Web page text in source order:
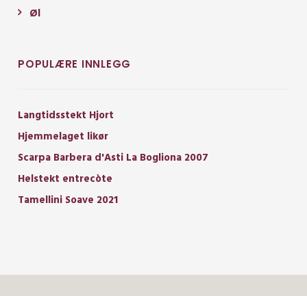
Øl
POPULÆRE INNLEGG
Langtidsstekt Hjort
Hjemmelaget likør
Scarpa Barbera d'Asti La Bogliona 2007
Helstekt entrecòte
Tamellini Soave 2021